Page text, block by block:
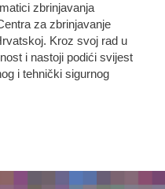
zbrinjavanja
za zbrinjavanje
Kroz svoj rad u
i nastoji podići svijest
i tehnički sigurnog